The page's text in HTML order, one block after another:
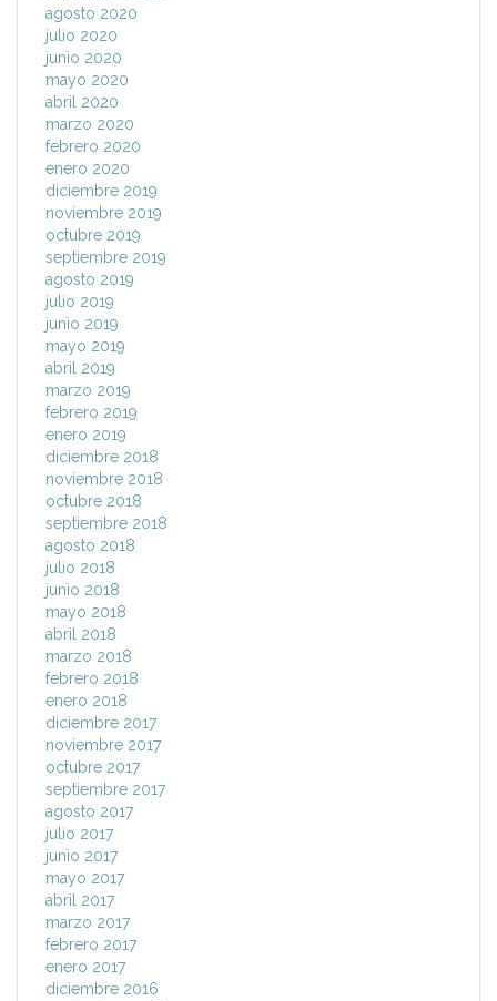
agosto 2020
julio 2020
junio 2020
mayo 2020
abril 2020
marzo 2020
febrero 2020
enero 2020
diciembre 2019
noviembre 2019
octubre 2019
septiembre 2019
agosto 2019
julio 2019
junio 2019
mayo 2019
abril 2019
marzo 2019
febrero 2019
enero 2019
diciembre 2018
noviembre 2018
octubre 2018
septiembre 2018
agosto 2018
julio 2018
junio 2018
mayo 2018
abril 2018
marzo 2018
febrero 2018
enero 2018
diciembre 2017
noviembre 2017
octubre 2017
septiembre 2017
agosto 2017
julio 2017
junio 2017
mayo 2017
abril 2017
marzo 2017
febrero 2017
enero 2017
diciembre 2016